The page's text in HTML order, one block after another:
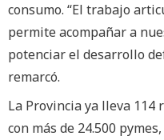
consumo. “El trabajo
permite acompañar a
potenciar el desarrollo
remarcó.
La Provincia ya lleva 114
con más de 24.500